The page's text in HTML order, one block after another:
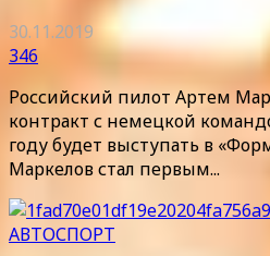
30.11.2019
346
Российский пилот Артем
контракт с немецкой
году будет выступать в
Маркелов стал первым...
АВТОСПОРТ